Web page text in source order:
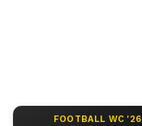
FOOTBALL WC '26